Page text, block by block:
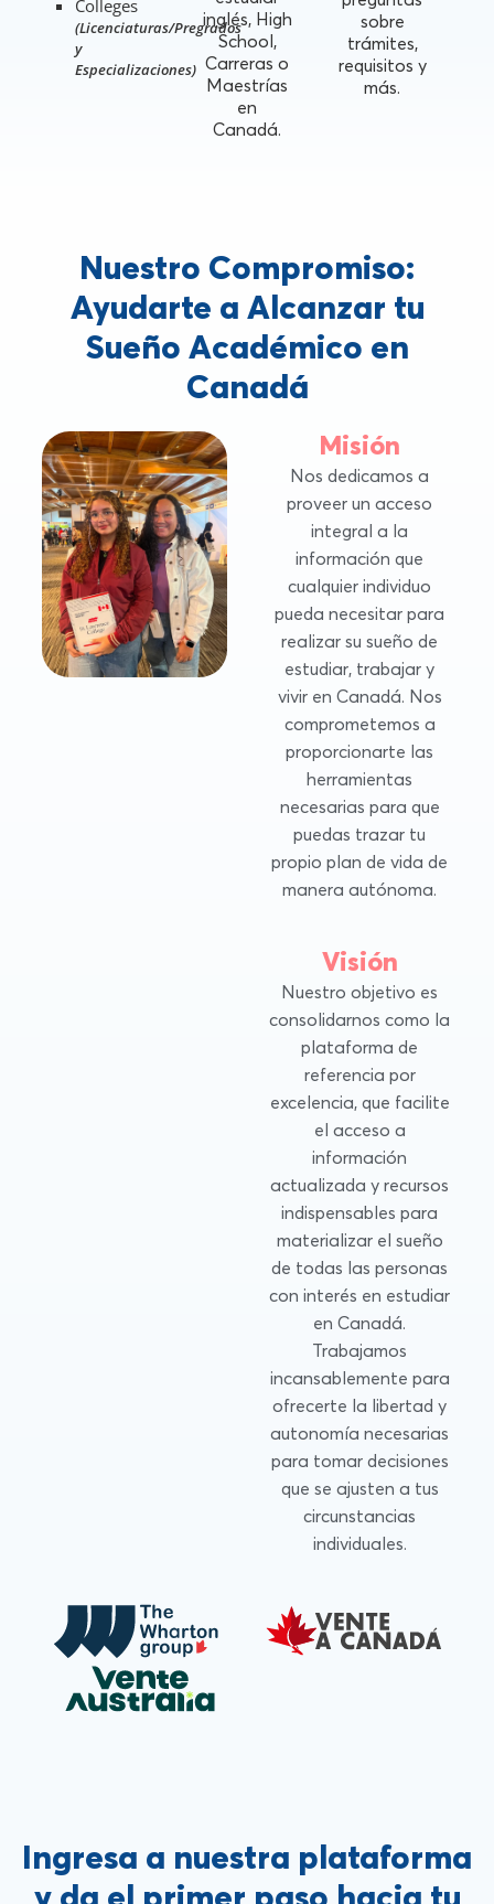
Colleges
(Licenciaturas/Pregrados
y
Especializaciones)
inglés, High
School,
Carreras o
Maestrías
en
Canadá.
sobre
trámites,
requisitos y
más.
Nuestro Compromiso:
Ayudarte a Alcanzar tu
Sueño Académico en
Canadá
Misión
Nos dedicamos a
proveer un acceso
integral a la
información que
cualquier individuo
pueda necesitar para
realizar su sueño de
estudiar, trabajar y
vivir en Canadá. Nos
comprometemos a
proporcionarte las
herramientas
necesarias para que
puedas trazar tu
propio plan de vida de
manera autónoma.
Visión
Nuestro objetivo es
consolidarnos como la
plataforma de
referencia por
excelencia, que facilite
el acceso a
información
actualizada y recursos
indispensables para
materializar el sueño
de todas las personas
con interés en estudiar
en Canadá.
Trabajamos
incansablemente para
ofrecerte la libertad y
autonomía necesarias
para tomar decisiones
que se ajusten a tus
circunstancias
individuales.
Ingresa a nuestra plataforma